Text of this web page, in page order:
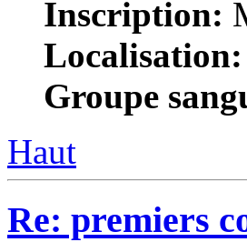
Inscription:
Localisation:
Groupe
Haut
Re: premiers